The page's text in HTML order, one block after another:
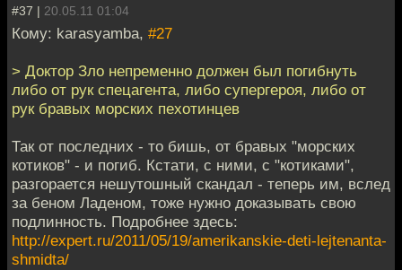
#37 | 20.05.11 01:04
Кому: karasyamba, #27
> Доктор Зло непременно должен был погибнуть
либо от рук спецагента, либо супергероя, либо от
рук бравых морских пехотинцев
Так от последних - то бишь, от бравых "морских
котиков" - и погиб. Кстати, с ними, с "котиками",
разгорается нешутошный скандал - теперь им, вслед
за беном Ладеном, тоже нужно доказывать свою
подлинность. Подробнее здесь:
http://expert.ru/2011/05/19/amerikanskie-deti-lejtenanta-
shmidta/